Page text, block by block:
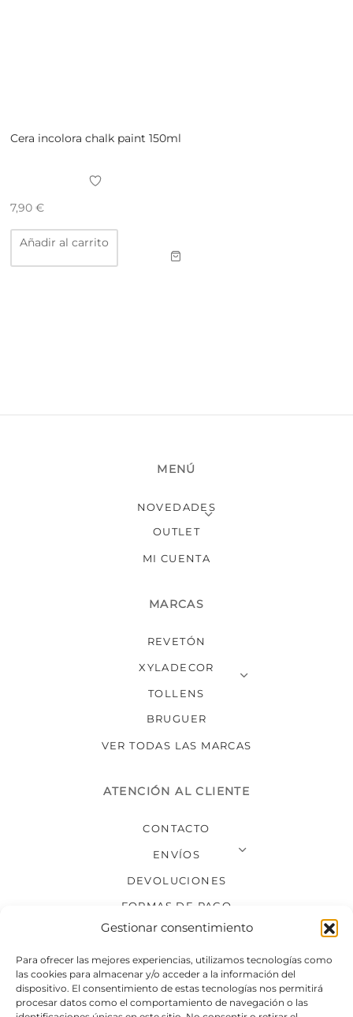
Gestionar consentimiento
Para ofrecer las mejores experiencias, utilizamos tecnologías como
las cookies para almacenar y/o acceder a la información del
dispositivo. El consentimiento de estas tecnologías nos permitirá
procesar datos como el comportamiento de navegación o las
Cera incolora chalk paint 150ml
7,90 €
Añadir al carrito
MENÚ
NOVEDADES
OUTLET
MI CUENTA
MARCAS
REVETÓN
XYLADECOR
TOLLENS
BRUGUER
VER TODAS LAS MARCAS
ATENCIÓN AL CLIENTE
CONTACTO
ENVÍOS
DEVOLUCIONES
FORMAS DE PAGO
SÍGUENOS